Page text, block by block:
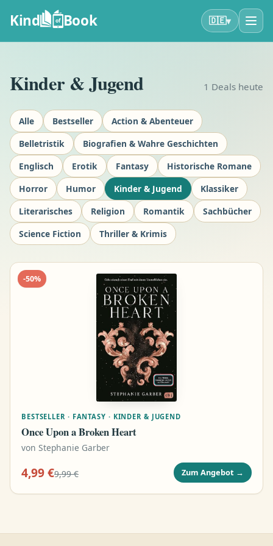
Kind of Book 🇩🇪▾
Kinder & Jugend 1 Deals heute
Alle Bestseller
Action & Abenteuer
Belletristik
Biografien & Wahre Geschichten
Englisch
Erotik Fantasy
Historische Romane
Horror
Humor Kinder & Jugend
Klassiker
Literarisches
Religion Romantik
Sachbücher
Science Fiction
Thriller & Krimis
-50%
BESTSELLER · FANTASY · KINDER & JUGEND
Once Upon a Broken Heart
von Stephanie Garber
4,99 €9,99 € Zum Angebot →